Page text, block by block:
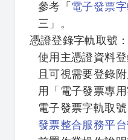
參考「 電子發票
三」。
憑證登錄字軌取號：
使用主憑證資料
且可視需要登錄
用「電子發票專
電子發票字軌取
發票整合服務平